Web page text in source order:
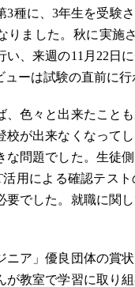
3種に、3年生を受験
りました。秋に実施
、来週の11月22日
ーは試験の直前に行
、色々と出来たこと
校が出来なくなって
な問題でした。生徒
用による確認テス
要でした。就職に関
ア」優良団体の賞
が教室で学習に取り